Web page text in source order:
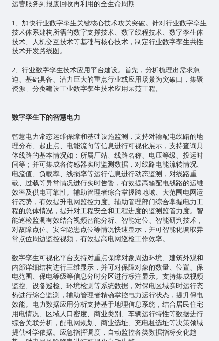
运营服务到报废回收再利用的全生命周期
1、加快行业数字孪生关键核心技术攻关突破。针对行业数字孪生
技术体系建构所需的数字支撑技术、数字线程技术、数字孪生体
技术、人机交互技术等基础与核心技术，制定行业数字孪生共性
技术开发路线图。
2、行业数字孪生技术应用平台建设。首先，分析梳理出需求急
迫、基础具备、潜力巨大的重点行业或应用场景为突破口，集聚
资源、分类建设工业数字孪生技术应用示范工程。
数字孪生下的智慧电力
智慧电力常态运维保障和基础设施监测，支持对输配电线路的地
理分布、起止点、电能流向等信息进行可视化展示，支持查询具
体线路的基本情况如：所属厂站、线路名称、电压等级、投运时
间等；并可集成各传感器实时监测数据，对线路电能流转情况、
电流值、负载率、线损率等运行信息进行动态监测，对线路重
载、过载等异常情况进行实时告警，有效提高输配电线路的运维
效率及供电可靠性。辅助管理者综合掌握跨地域、大范围电网运
行态势，有效提升电网监控力度。辅助管理部门综合掌握电力工
程的总体情况，提升对工程安全和工程进度的监测监管力度。智
能巡检监测有效结合视频智能分析、智能定位、智能研判技术，
对故障点位、安全隐患点位等情况快速显示，并可智能化调取异
常点位周边监控视频，有效提高电网巡检工作效率。
数字孪生可视化平台支持对重点保障对象周边环境、建筑外观和
内部详细结构进行三维显示，并可对保障对象的数量、位置、保
电范围、保电等级等信息分时分区进行标注显示。支持集成视频
监控、设备巡检、环境检测等系统数据，对保电区域实时运行态
势进行综合监测，辅助管理者精确掌控电力运行状态，提升保电
效能。电力数据应用分析支持基于地理信息系统，结合居民住宅
用电情况、区域人口密度、商业类别、车辆运行特性等数据进行
综合关联分析，配电网规划、商业选址、充电桩选址等决策领域
提供科学依据。应急指挥调度，自动监控各类数据指标变化趋